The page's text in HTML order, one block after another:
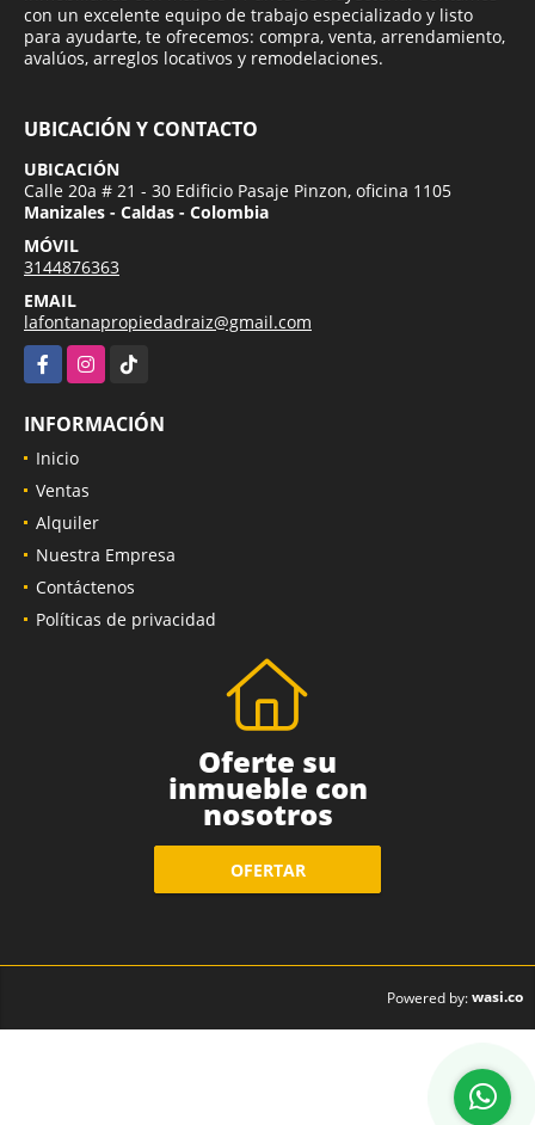
con un excelente equipo de trabajo especializado y listo
para ayudarte, te ofrecemos: compra, venta, arrendamiento,
avalúos, arreglos locativos y remodelaciones.
UBICACIÓN Y CONTACTO
UBICACIÓN
Calle 20a # 21 - 30 Edificio Pasaje Pinzon, oficina 1105
Manizales - Caldas - Colombia
MÓVIL
3144876363
EMAIL
lafontanapropiedadraiz@gmail.com
FacebookInstagramTikTok
INFORMACIÓN
Inicio
Ventas
Alquiler
Nuestra Empresa
Contáctenos
Políticas de privacidad
Oferte su
inmueble con
nosotros
OFERTAR
Powered by:wasi.co